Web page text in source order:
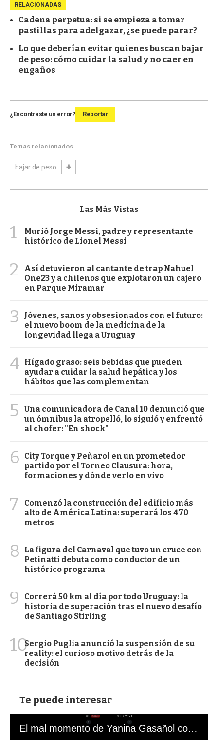
RELACIONADAS
Cadena perpetua: si se empieza a tomar
pastillas para adelgazar, ¿se puede parar?
Lo que deberían evitar quienes buscan bajar
de peso: cómo cuidar la salud y no caer en
engaños
¿Encontraste un error? Reportar
Temas relacionados
bajar de peso
Las Más Vistas
1
Murió Jorge Messi, padre y representante
histórico de Lionel Messi
2
Así detuvieron al cantante de trap Nahuel
One23 y a chilenos que explotaron un cajero
en Parque Miramar
3
Jóvenes, sanos y obsesionados con el futuro:
el nuevo boom de la medicina de la
longevidad llega a Uruguay
4 Hígado graso: seis bebidas que pueden
ayudar a cuidar la salud hepática y los
hábitos que las complementan
5
Una comunicadora de Canal 10 denunció que
un ómnibus la atropelló, lo siguió y enfrentó
al chofer: "En shock"
6
City Torque y Peñarol en un prometedor
partido por el Torneo Clausura: hora,
formaciones y dónde verlo en vivo
7
Comenzó la construcción del edificio más
alto de América Latina: superará los 470
metros
8
La figura del Carnaval que tuvo un cruce con
Petinatti debuta como conductor de un
histórico programa
9
Correrá 50 km al día por todo Uruguay: la
historia de superación tras el nuevo desafío
de Santiago Stirling
10Sergio Puglia anunció la suspensión de su
reality: el curioso motivo detrás de la
decisión
Te puede interesar
El mal momento de Yanina Gasañol con un hincha argentino en "Subrayado"